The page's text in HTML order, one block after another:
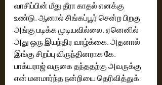
வாசிப்பின் மீது தீரா காதல் எனக்கு
உண்டு. ஆனால் சிங்கப்பூர் சென்ற பிறகு
அங்கு படிக்க முடியவில்லை. ஏனெனில்
அது ஒரு இயந்திர வாழ்க்கை. அதனால்
இங்கு சிறப்பு விருந்தினராக கே.
பாக்யராஜ் வருகை தந்ததற்கு அவருக்கு
என் மனமார்ந்த நன்றியை தெரிவித்துக்